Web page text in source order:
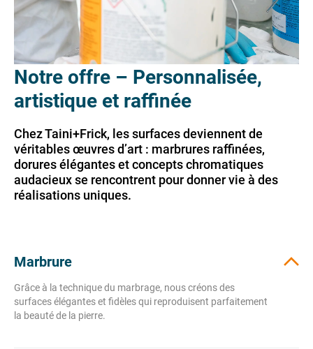
Notre offre – Personnalisée,
artistique et raffinée
Chez Taini+Frick, les surfaces deviennent de
véritables œuvres d’art : marbrures raffinées,
dorures élégantes et concepts chromatiques
audacieux se rencontrent pour donner vie à des
réalisations uniques.
Marbrure
Grâce à la technique du marbrage, nous créons des
surfaces élégantes et fidèles qui reproduisent parfaitement
la beauté de la pierre.